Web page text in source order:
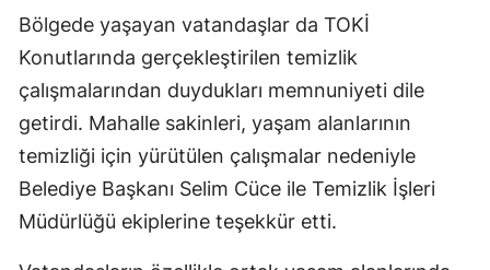
Bölgede yaşayan vatandaşlar da TOKİ
Konutlarında gerçekleştirilen temizlik
çalışmalarından duydukları memnuniyeti dile
getirdi. Mahalle sakinleri, yaşam alanlarının
temizliği için yürütülen çalışmalar nedeniyle
Belediye Başkanı Selim Cüce ile Temizlik İşleri
Müdürlüğü ekiplerine teşekkür etti.